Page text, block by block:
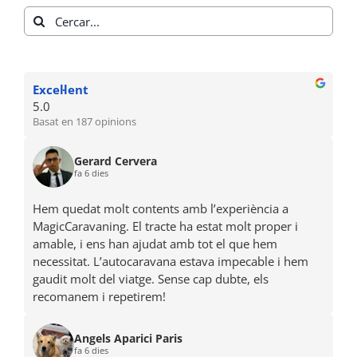
Cerca
…
Excel·lent
5.0
Basat en 187 opinions
Gerard Cervera
fa 6 dies
Hem quedat molt contents amb l’experiència a
MagicCaravaning. El tracte ha estat molt proper i
amable, i ens han ajudat amb tot el que hem
necessitat. L’autocaravana estava impecable i hem
gaudit molt del viatge. Sense cap dubte, els
recomanem i repetirem!
Angels Aparici Paris
fa 6 dies